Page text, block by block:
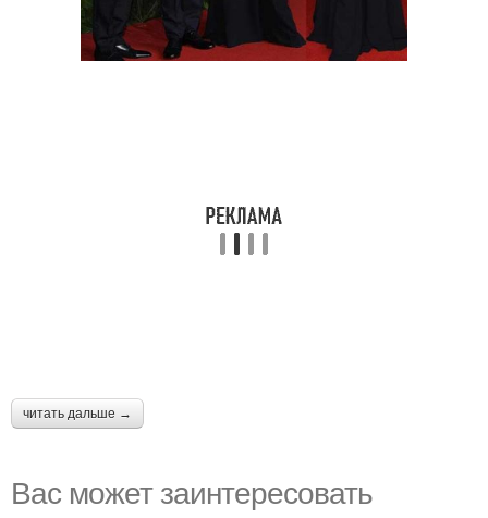
читать дальше →
Вас может заинтересовать